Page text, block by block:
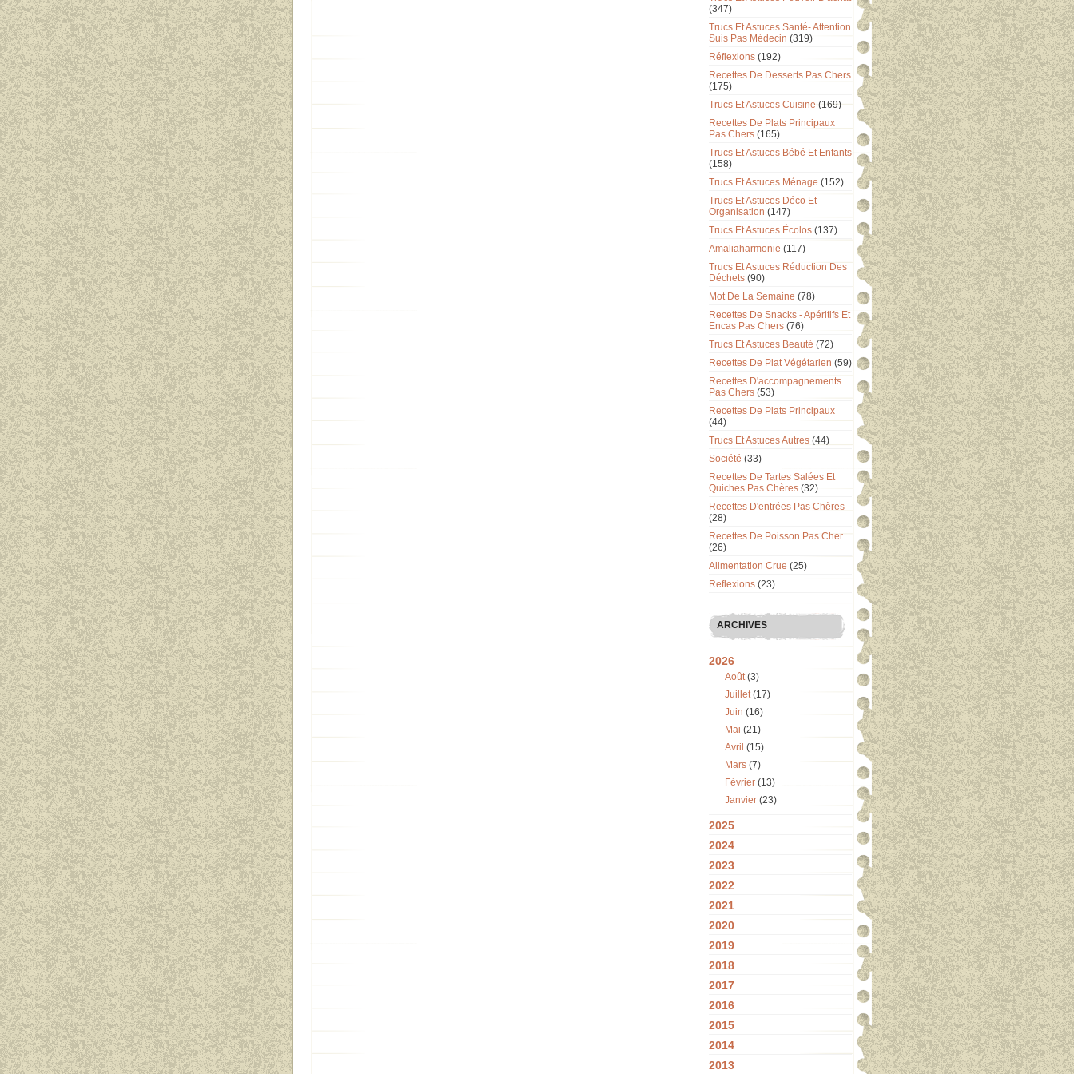
(347)
Trucs Et Astuces Santé- Attention
Suis Pas Médecin (319)
Réflexions (192)
Recettes De Desserts Pas Chers
(175)
Trucs Et Astuces Cuisine (169)
Recettes De Plats Principaux
Pas Chers (165)
Trucs Et Astuces Bébé Et Enfants
(158)
Trucs Et Astuces Ménage (152)
Trucs Et Astuces Déco Et
Organisation (147)
Trucs Et Astuces Écolos (137)
Amaliaharmonie (117)
Trucs Et Astuces Réduction Des
Déchets (90)
Mot De La Semaine (78)
Recettes De Snacks - Apéritifs Et
Encas Pas Chers (76)
Trucs Et Astuces Beauté (72)
Recettes De Plat Végétarien (59)
Recettes D'accompagnements
Pas Chers (53)
Recettes De Plats Principaux
(44)
Trucs Et Astuces Autres (44)
Société (33)
Recettes De Tartes Salées Et
Quiches Pas Chères (32)
Recettes D'entrées Pas Chères
(28)
Recettes De Poisson Pas Cher
(26)
Alimentation Crue (25)
Reflexions (23)
ARCHIVES
2026
Août(3)
Juillet(17)
Juin (16)
Mai (21)
Avril (15)
Mars (7)
Février (13)
Janvier (23)
2025
2024
2023
2022
2021
2020
2019
2018
2017
2016
2015
2014
2013